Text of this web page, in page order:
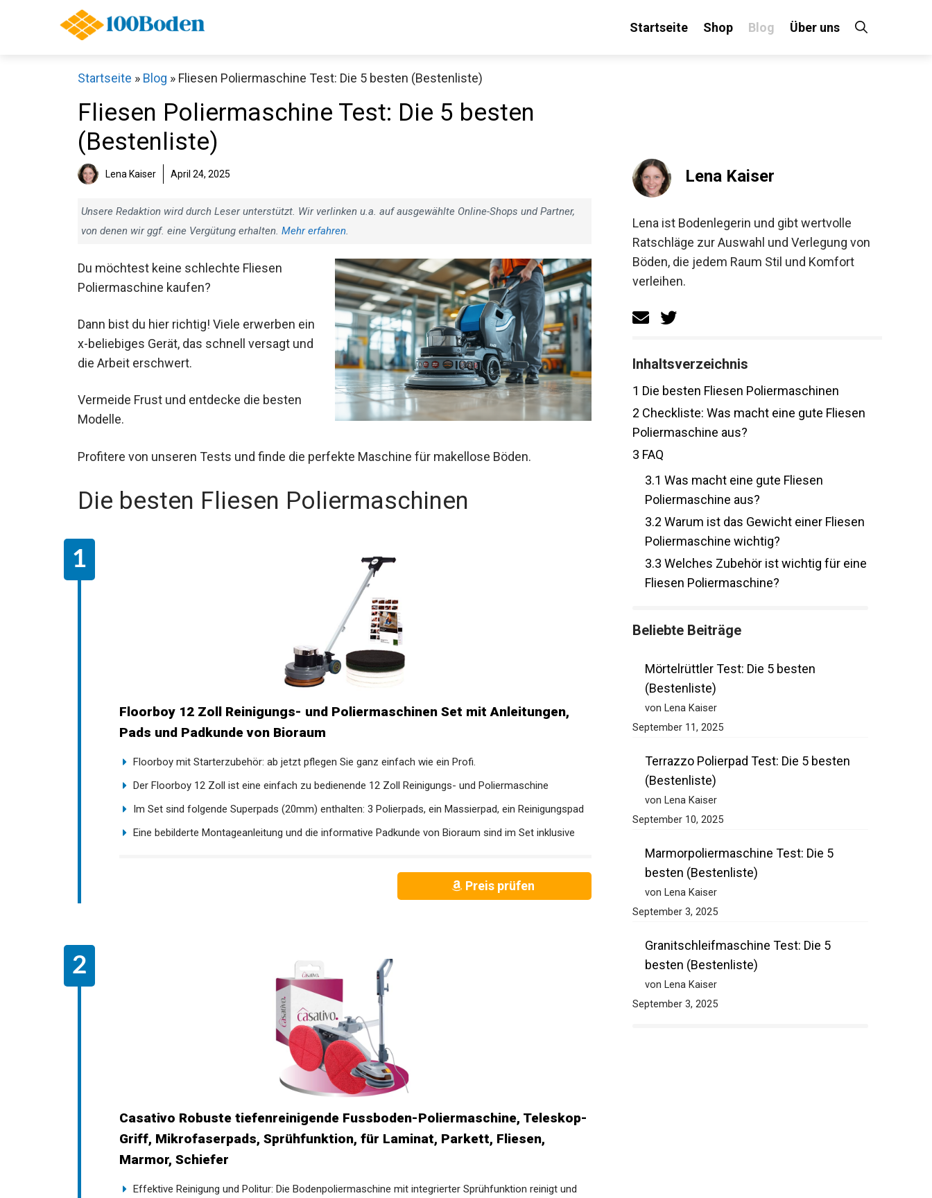
Startseite Shop Blog Über uns
Startseite » Blog » Fliesen Poliermaschine Test: Die 5 besten (Bestenliste)
Fliesen Poliermaschine Test: Die 5 besten
(Bestenliste)
Lena Kaiser April 24, 2025
Unsere Redaktion wird durch Leser unterstützt. Wir verlinken u.a. auf ausgewählte Online-Shops und Partner,
von denen wir ggf. eine Vergütung erhalten. Mehr erfahren.
Du möchtest keine schlechte Fliesen
Poliermaschine kaufen?
Dann bist du hier richtig! Viele erwerben ein
x-beliebiges Gerät, das schnell versagt und
die Arbeit erschwert.
Vermeide Frust und entdecke die besten
Modelle.
Profitere von unseren Tests und finde die perfekte Maschine für makellose Böden.
Die besten Fliesen Poliermaschinen
Floorboy 12 Zoll Reinigungs- und Poliermaschinen Set mit Anleitungen,
Pads und Padkunde von Bioraum
Floorboy mit Starterzubehör: ab jetzt pflegen Sie ganz einfach wie ein Profi.
Der Floorboy 12 Zoll ist eine einfach zu bedienende 12 Zoll Reinigungs- und Poliermaschine
Im Set sind folgende Superpads (20mm) enthalten: 3 Polierpads, ein Massierpad, ein Reinigungspad
Eine bebilderte Montageanleitung und die informative Padkunde von Bioraum sind im Set inklusive
Preis prüfen
Casativo Robuste tiefenreinigende Fussboden-Poliermaschine, Teleskop-
Griff, Mikrofaserpads, Sprühfunktion, für Laminat, Parkett, Fliesen,
Marmor, Schiefer
Effektive Reinigung und Politur: Die Bodenpoliermaschine mit integrierter Sprühfunktion reinigt und
Lena Kaiser
Lena ist Bodenlegerin und gibt wertvolle
Ratschläge zur Auswahl und Verlegung von
Böden, die jedem Raum Stil und Komfort
verleihen.
Inhaltsverzeichnis
1 Die besten Fliesen Poliermaschinen
2 Checkliste: Was macht eine gute Fliesen
Poliermaschine aus?
3 FAQ
3.1 Was macht eine gute Fliesen
Poliermaschine aus?
3.2 Warum ist das Gewicht einer Fliesen
Poliermaschine wichtig?
3.3 Welches Zubehör ist wichtig für eine
Fliesen Poliermaschine?
Beliebte Beiträge
Mörtelrüttler Test: Die 5 besten
(Bestenliste)
von Lena Kaiser
September 11, 2025
Terrazzo Polierpad Test: Die 5 besten
(Bestenliste)
von Lena Kaiser
September 10, 2025
Marmorpoliermaschine Test: Die 5
besten (Bestenliste)
von Lena Kaiser
September 3, 2025
Granitschleifmaschine Test: Die 5
besten (Bestenliste)
von Lena Kaiser
September 3, 2025